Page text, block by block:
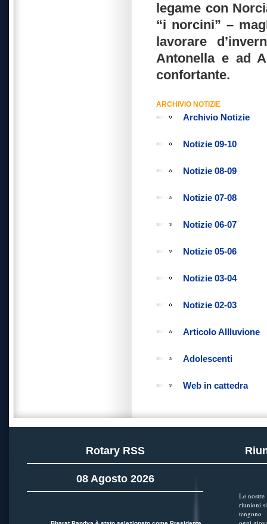
legame con
“i norcini” –
lavorare
Antonella e ad
confortante.
ARCHIVIO NOTIZIE
Archivio Notizie
Notizie 09-10
Notizie 08-09
Notizie 07-08
Notizie 06-07
Notizie 05-06
Notizie 03-04
Notizie 02-03
Articolo Allluvione
Adolescenti
Web in cattedra
Rotary RSS
08 Agosto 2026
Le nostre
riunioni si
tengono